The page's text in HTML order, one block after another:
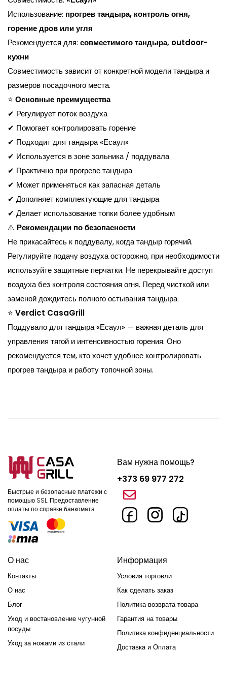
Использование: прогрев тандыра, контроль огня,
горение дров или угля
Рекомендуется для: совместимого тандыра, outdoor-
кухни
Совместимость зависит от конкретной модели тандыра и
размеров посадочного места.
⭐ Основные преимущества
✔ Регулирует поток воздуха
✔ Помогает контролировать горение
✔ Подходит для тандыра «Есаул»
✔ Используется в зоне зольника / поддувала
✔ Практично при прогреве тандыра
✔ Может применяться как запасная деталь
✔ Дополняет комплектующие для тандыра
✔ Делает использование топки более удобным
⚠️ Рекомендации по безопасности
Не прикасайтесь к поддувалу, когда тандыр горячий.
Регулируйте подачу воздуха осторожно, при необходимости
используйте защитные перчатки. Не перекрывайте доступ
воздуха без контроля состояния огня. Перед чисткой или
заменой дождитесь полного остывания тандыра.
⭐ Verdict CasaGrill
Поддувало для тандыра «Есаул» — важная деталь для
управления тягой и интенсивностью горения. Оно
рекомендуется тем, кто хочет удобнее контролировать
прогрев тандыра и работу топочной зоны.
Быстрые и безопасные платежи с
помощью SSL. Предоставление
оплаты по справке банкомата
Вам нужна помощь?
+373 69 977 272
О нас
Контакты
О нас
Блог
Уход и востановление чугунной
посуды
Уход за ножами из стали
Информация
Условия торговли
Как сделать заказ
Политика возврата товара
Гарантия на товары
Политика конфиденциальности
Доставка и Оплата